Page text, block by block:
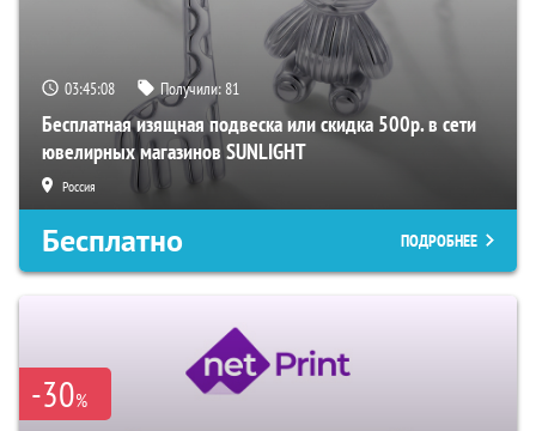
03:45:07 Получили:81
Бесплатная изящная подвеска или скидка 500р. в сети
ювелирных магазинов SUNLIGHT
Россия
Бесплатно ПОДРОБНЕЕ
-30%